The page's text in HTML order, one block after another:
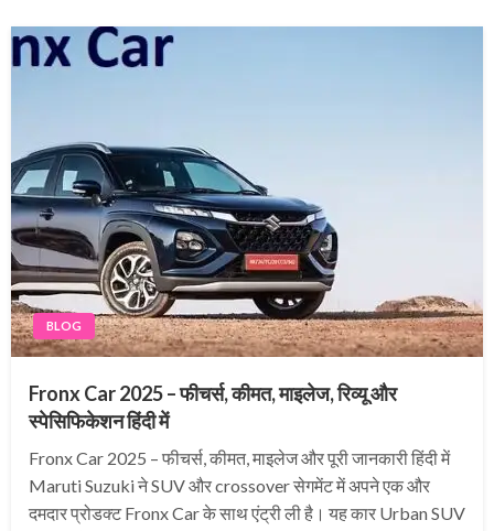
BLOG
Fronx Car 2025 – फीचर्स, कीमत, माइलेज, रिव्यू और
स्पेसिफिकेशन हिंदी में
Fronx Car 2025 – फीचर्स, कीमत, माइलेज और पूरी जानकारी हिंदी में
Maruti Suzuki ने SUV और crossover सेगमेंट में अपने एक और
दमदार प्रोडक्ट Fronx Car के साथ एंट्री ली है। यह कार Urban SUV